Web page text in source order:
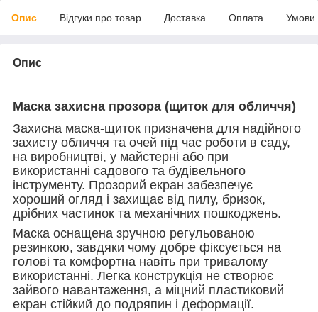
Опис Відгуки про товар Доставка Оплата Умови
Опис
Маска захисна прозора (щиток для обличчя)
Захисна маска-щиток призначена для надійного
захисту обличчя та очей під час роботи в саду,
на виробництві, у майстерні або при
використанні садового та будівельного
інструменту. Прозорий екран забезпечує
хороший огляд і захищає від пилу, бризок,
дрібних частинок та механічних пошкоджень.
Маска оснащена зручною регульованою
резинкою, завдяки чому добре фіксується на
голові та комфортна навіть при тривалому
використанні. Легка конструкція не створює
зайвого навантаження, а міцний пластиковий
екран стійкий до подряпин і деформації.